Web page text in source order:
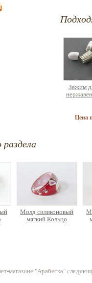
Зажим
Цена
сборки
Молд силиконовый
мягкий Кольцо
магазине "Арабеска"